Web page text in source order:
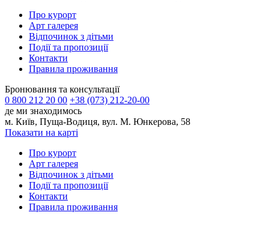
Про курорт
Арт галерея
Відпочинок з дітьми
Події та пропозиції
Контакти
Правила проживання
Бронювання та консультації
0 800 212 20 00 +38 (073) 212-20-00
де ми знаходимось
м. Київ, Пуща-Водиця, вул. М. Юнкерова, 58
Показати на карті
Про курорт
Арт галерея
Відпочинок з дітьми
Події та пропозиції
Контакти
Правила проживання